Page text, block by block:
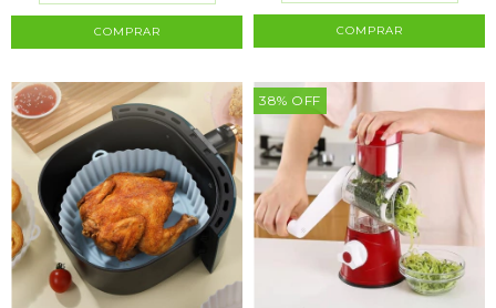
COMPRAR
38% OFF